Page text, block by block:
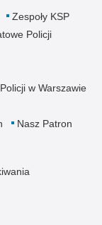
Zespoły KSP
Policji
w Warszawie
Nasz Patron